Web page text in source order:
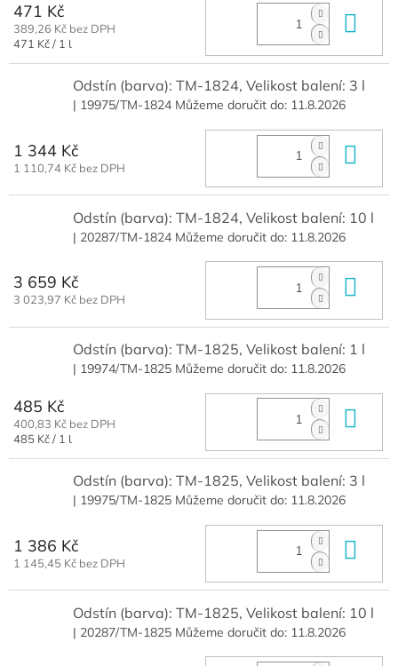
471 Kč
389,26 Kč bez DPH
Měrná
471 Kč / 1 l
Odstín (barva): TM-1824, Velikost balení: 3 l
| 19975/TM-1824 Můžeme doručit do: 11.8.2026
1 344 Kč
1 110,74 Kč bez DPH
Odstín (barva): TM-1824, Velikost balení: 10 l
| 20287/TM-1824 Můžeme doručit do: 11.8.2026
3 659 Kč
3 023,97 Kč bez DPH
Odstín (barva): TM-1825, Velikost balení: 1 l
| 19974/TM-1825 Můžeme doručit do: 11.8.2026
485 Kč
400,83 Kč bez DPH
Měrná
485 Kč / 1 l
Odstín (barva): TM-1825, Velikost balení: 3 l
| 19975/TM-1825 Můžeme doručit do: 11.8.2026
1 386 Kč
1 145,45 Kč bez DPH
Odstín (barva): TM-1825, Velikost balení: 10 l
| 20287/TM-1825 Můžeme doručit do: 11.8.2026